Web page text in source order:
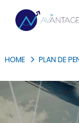
HOME PLAN DE